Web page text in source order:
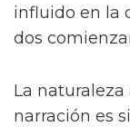
influido en la
dos
La naturaleza
narración es